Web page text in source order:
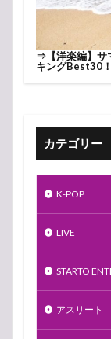
⇒ 【洋楽編】
キングBest30！
カテゴリー
K-POP
LIVE
STARTO
アスリート